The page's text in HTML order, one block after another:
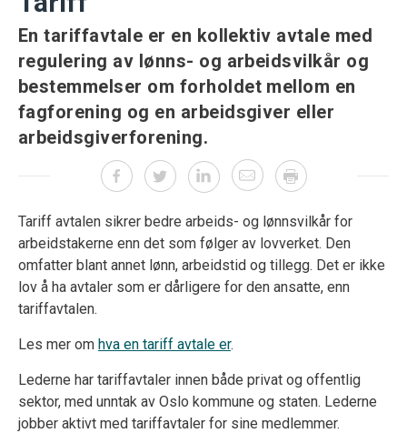
En tariffavtale er en kollektiv avtale med
regulering av lønns- og arbeidsvilkår og
bestemmelser om forholdet mellom en
fagforening og en arbeidsgiver eller
arbeidsgiverforening.
Tariff avtalen sikrer bedre arbeids- og lønnsvilkår for
arbeidstakerne enn det som følger av lovverket. Den
omfatter blant annet lønn, arbeidstid og tillegg. Det er ikke
lov å ha avtaler som er dårligere for den ansatte, enn
tariffavtalen.
Les mer om hva en tariff avtale er.
Lederne har tariffavtaler innen både privat og offentlig
sektor, med unntak av Oslo kommune og staten. Lederne
jobber aktivt med tariffavtaler for sine medlemmer.